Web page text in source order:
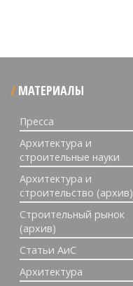
МАТЕРИАЛЫ
Пресса
Архитектура и
строительные науки
Архитектура и
строительство (архив)
Строительный рынок
(архив)
Статьи АиС
Архитектура